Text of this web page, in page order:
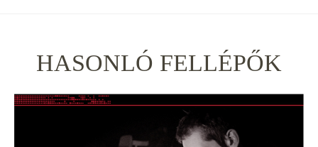
HASONLÓ FELLÉPŐK